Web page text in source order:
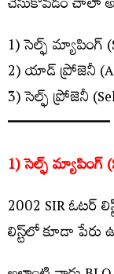
1) సెల్ఫ్ మ్యాపింగ్
2) యాడ్ ప్రోజెనీ
3) సెల్ఫ్ ప్రోజెనీ
━━━━━━━━━━━━━
1) సెల్ఫ్ మ్యాపింగ్
2002 SIR ఓటర్
లిస్ట్‌లో కూడా పేరు